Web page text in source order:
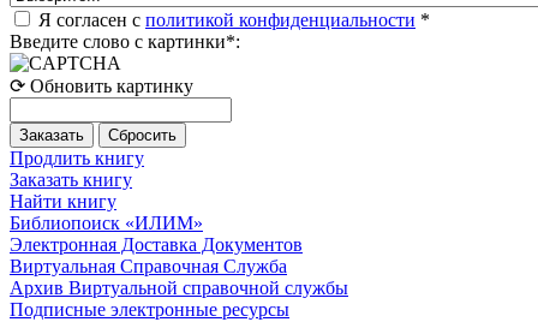
Я согласен с политикой конфиденциальности *
Введите слово с картинки*:
⟳ Обновить картинку
Продлить книгу
Заказать книгу
Найти книгу
Библиопоиск «ИЛИМ»
Электронная Доставка Документов
Виртуальная Справочная Служба
Архив Виртуальной справочной службы
Подписные электронные ресурсы